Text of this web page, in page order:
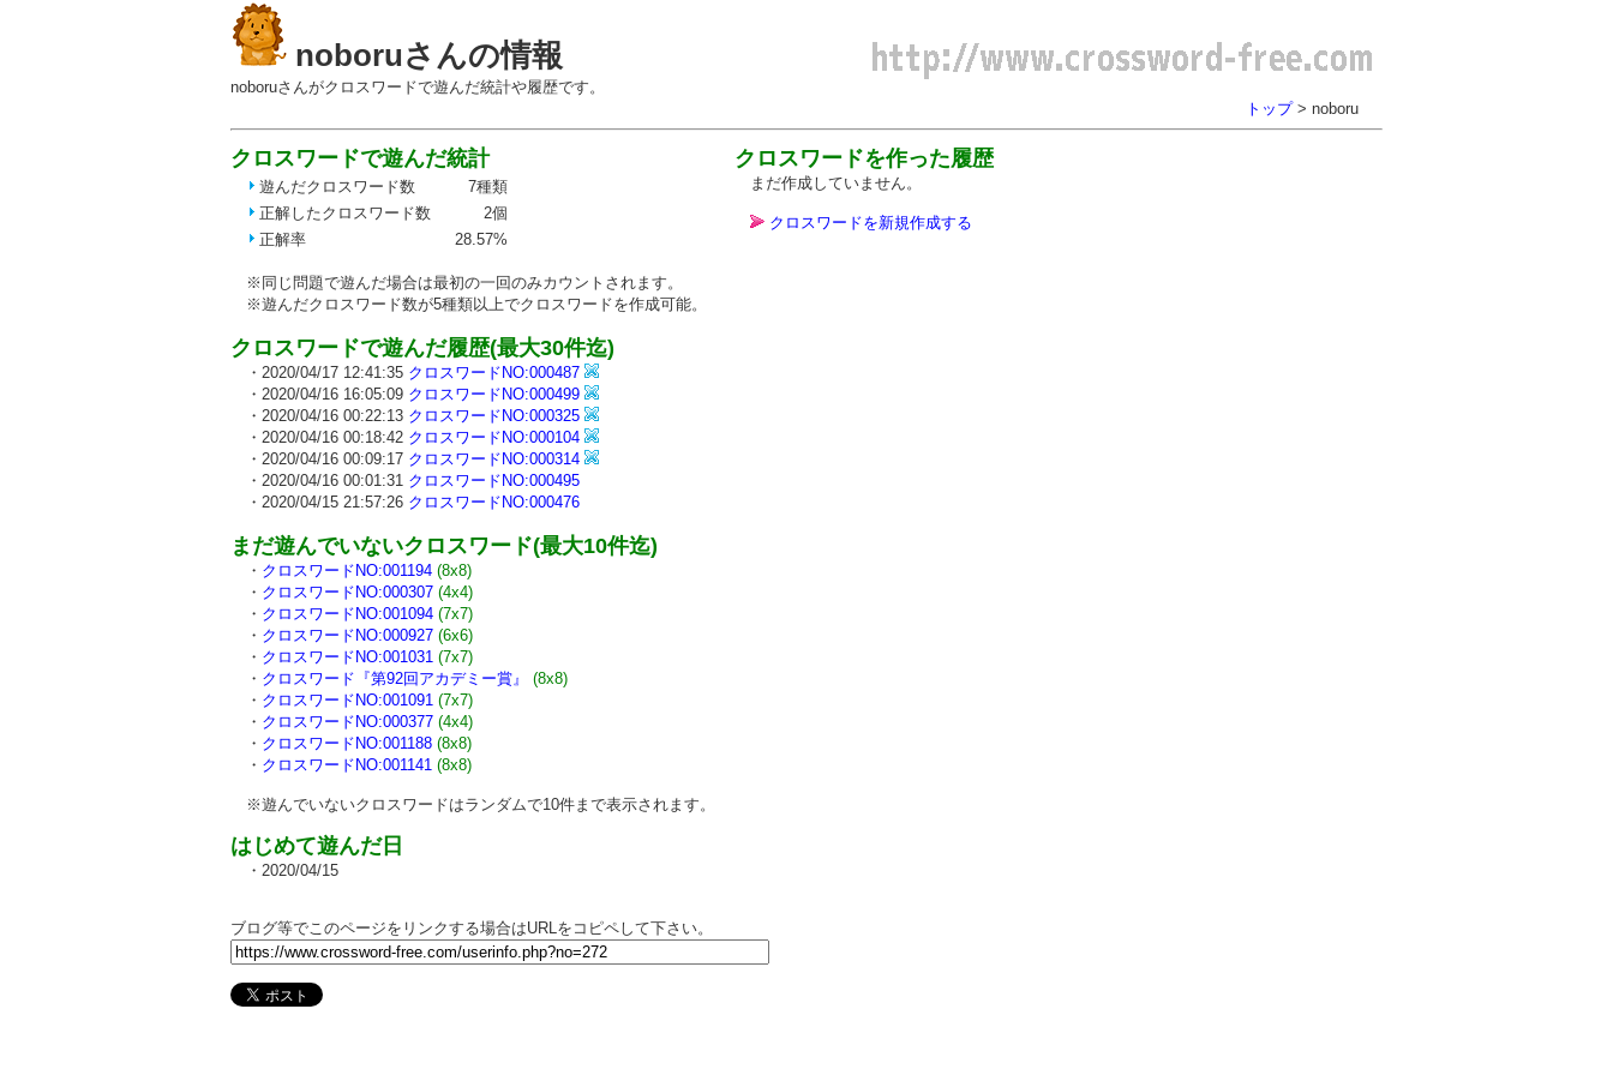
noboruさんの情報
noboruさんがクロスワードで遊んだ統計や履歴です。
トップ> noboru
クロスワードで遊んだ統計
遊んだクロスワード数
7種類
正解したクロスワード数
2個
正解率
28.57%
※同じ問題で遊んだ場合は最初の一回のみカウントされます。
※遊んだクロスワード数が5種類以上でクロスワードを作成可能。
クロスワードで遊んだ履歴(最大30件迄)
・2020/04/17 12:41:35 クロスワードNO:000487
・2020/04/16 16:05:09 クロスワードNO:000499
・2020/04/16 00:22:13 クロスワードNO:000325
・2020/04/16 00:18:42 クロスワードNO:000104
・2020/04/16 00:09:17 クロスワードNO:000314
・2020/04/16 00:01:31 クロスワードNO:000495
・2020/04/15 21:57:26 クロスワードNO:000476
まだ遊んでいないクロスワード(最大10件迄)
・ クロスワードNO:001194 (8x8)
・ クロスワードNO:000307 (4x4)
・ クロスワードNO:001094 (7x7)
・ クロスワードNO:000927 (6x6)
・ クロスワードNO:001031 (7x7)
・ クロスワード『第92回アカデミー賞』
(8x8)
・ クロスワードNO:001091 (7x7)
・ クロスワードNO:000377 (4x4)
・ クロスワードNO:001188 (8x8)
・ クロスワードNO:001141 (8x8)
※遊んでいないクロスワードはランダムで10件まで表示されます。
はじめて遊んだ日
・2020/04/15
ブログ等でこのページをリンクする場合はURLをコピペして下さい。
クロスワードを作った履歴
まだ作成していません。
クロスワードを新規作成する